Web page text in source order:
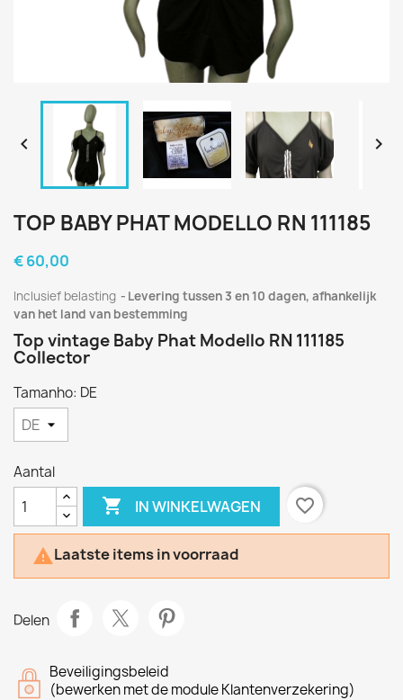
 
TOP BABY PHAT MODELLO RN 111185
€ 60,00
Inclusief belasting
Levering tussen 3 en 10 dagen, afhankelijk
van het land van bestemming
Top vintage Baby Phat Modello RN 111185
Collector
Tamanho: DE
Aantal
 IN WINKELWAGEN favorite_border
Laatste items in voorraad
Delen
Beveiligingsbeleid
(bewerken met de module Klantenverzekering)